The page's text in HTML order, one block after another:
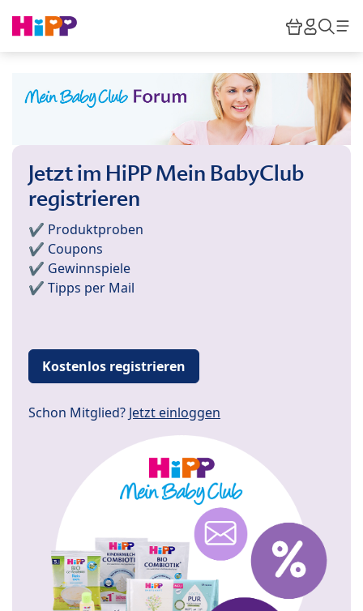
HiPP
Jetzt im HiPP Mein BabyClub
registrieren
✔️ Produktproben
✔️ Coupons
✔️ Gewinnspiele
✔️ Tipps per Mail
Kostenlos registrieren
Schon Mitglied? Jetzt einloggen